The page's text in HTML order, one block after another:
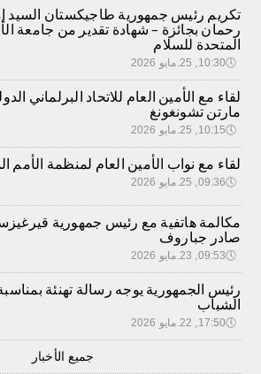
تكريم رئيس جمهورية طاجيكستان السيد
رحمان بجائزة – شهادة تقدير من جامعة
المتحدة للسلام
🕔10:30, 25.مايو 2026
لقاء مع الأمين العام للاتحاد البرلماني
مارتن تشونغونغ
🕔10:15, 25.مايو 2026
لقاء مع نواب الأمين العام لمنظمة الأمم
🕔09:36, 25.مايو 2026
مكالمة هاتفية مع رئيس جمهورية
صادر جباروف
🕔09:53, 23.مايو 2026
رئيس الجمهورية يوجه رسالة تهنئة
الشباب
🕔17:50, 22.مايو 2026
جميع الأخبار